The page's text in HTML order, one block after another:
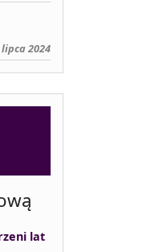
lipca 2024
lat